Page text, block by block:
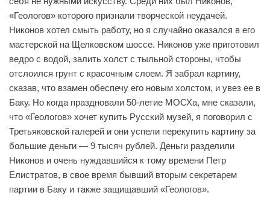
«Геологов» которого признали творческой неудачей.
Никонов хотел смыть работу, но я случайно оказался в его
мастерской на Щелковском шоссе. Никонов уже приготовил
ведро с водой, залить холст с тыльной стороны, чтобы
отслоился грунт с красочным слоем. Я забрал картину,
сказав, что взамен обеспечу его новым холстом, и увез ее в
Баку. Но когда праздновали 50-летие МОСХа, мне сказали,
что «Геологов» хочет купить Русский музей, я поговорил с
Третьяковской галерей и они успели перекупить картину за
большие деньги — 9 тысяч рублей. Деньги разделили
Никонов и очень нуждавшийся к тому времени Петр
Елистратов, в свое время бывший вторым секретарем
партии в Баку и также защищавший «Геологов».